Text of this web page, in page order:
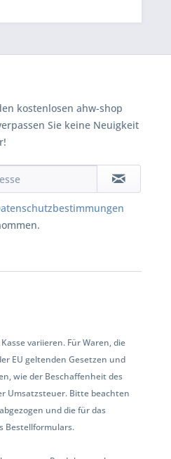
kostenlosen ahw-shop
Sie keine Neuigkeit
variieren. Für Waren, die
EU geltenden Gesetzen und
wie der Beschaffenheit des
Umsatzsteuer. Bitte beachten
und die für das
Bestellformulars.